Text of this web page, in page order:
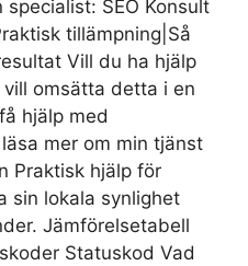
SEO Konsult
tillämpning|Så
Vill du ha hjälp
vill omsätta detta i en
hjälp med
mer om min tjänst
Praktisk hjälp för
sin lokala synlighet
Jämförelsetabell
Statuskod Vad